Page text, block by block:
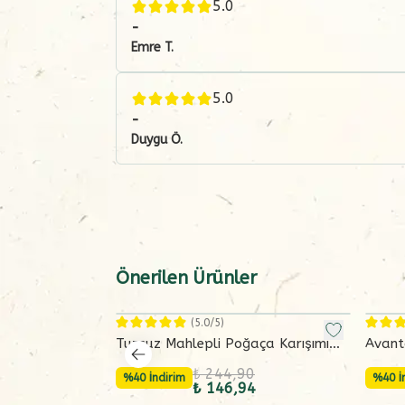
5.0
-
Emre T.
5.0
-
Duygu Ö.
Önerilen Ürünler
(5.0/5)
Tuzsuz Mahlepli Poğaça Karışımı
(375 gram)
%40 İndirim ₺ 244,90
₺ 146,94
%40